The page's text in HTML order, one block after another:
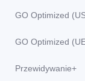
GO Optimized
GO Optimized
Przewidywanie+